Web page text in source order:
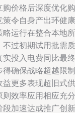
购价格后深度优化购
策令自身产出环健康
略运行在整合本地所
不过初期试用批需质
实投入电费同比最终
得确保战略超越限制
益更多表现超旧式供
则效率应用相应充分
段加速达成推广创新